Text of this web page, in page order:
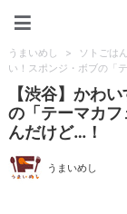
うまいめし > ソトごはん
い！スポンジ・ボブの「
【渋谷】かわ
の「テーマカ
んだけど…！
うまいめし